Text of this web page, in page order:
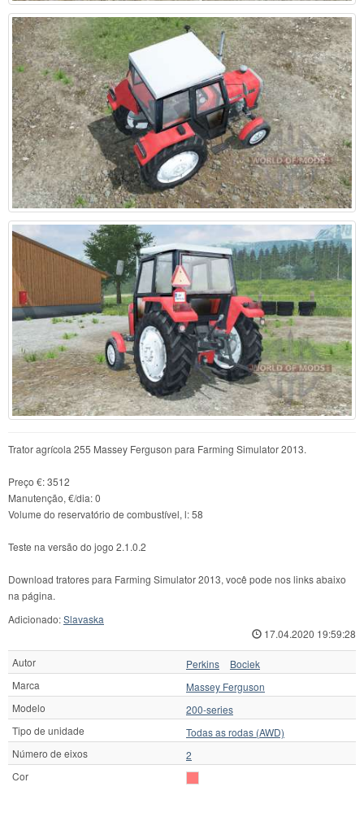
Trator agrícola 255 Massey Ferguson para Farming Simulator 2013.
Preço €: 3512
Manutenção, €/dia: 0
Volume do reservatório de combustível, l: 58
Teste na versão do jogo 2.1.0.2
Download tratores para Farming Simulator 2013, você pode nos links abaixo
na página.
Adicionado:Slavaska
17.04.2020 19:59:28
Autor Perkins
Bociek
Marca
Massey Ferguson
Modelo
200-series
Tipo de unidade
Todas as rodas (AWD)
Número de eixos
2
Cor